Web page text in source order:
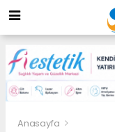
Anasayfa